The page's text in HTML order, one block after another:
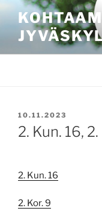
sisältöön
JULKAISTU
10.11.2023
2. Kun. 16,
2. Kun. 16
2. Kor. 9